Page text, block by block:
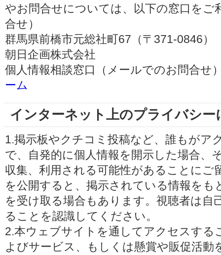
やお問合せについては、以下の窓口をご
合せ）
群馬県前橋市元総社町67（〒371-0846）
朝日企画株式会社
個人情報相談窓口（メールでのお問合せ
ーム
インターネット上のプライバシー
1.掲示板やクチコミ投稿など、誰もがア
で、自発的に個人情報を開示した場合、
収集、利用される可能性があることに
を公開すると、掲示されている情報を
を受け取る場合もあります。視聴者は自
ることを認識してください。
2.本ウェブサイトを通してアクセスする
よびサービス、もしくは懸賞や販促活動